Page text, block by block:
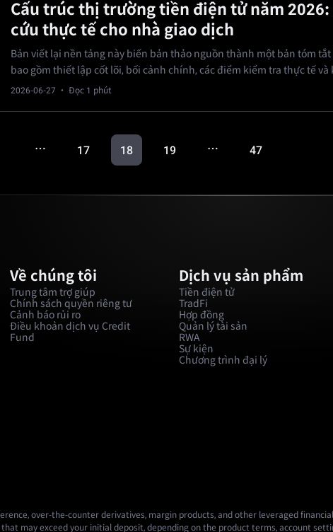
Cấu trúc thị trường tiền điện tử năm
cứu thực tế cho nhà giao dịch
Bản viết lại nền tảng này biến bản thảo nguồn thành một bản tóm
bao gồm thiết lập cốt lõi, bối cảnh chính, các điểm kiểm tra thực tế và
2026-06-27 · Đọc 1 phút
… 17 18 19 … 47
Về chúng tôi
Trung tâm trợ giúp
Chính sách quyền riêng tư
Cảnh báo rủi ro
Điều khoản dịch vụ Credit
Fund
Dịch vụ sản phẩm
Tiền điện tử
TradFi
Hợp đồng
Quản lý tài sản
RWA
Sự kiện
Chương trình đại lý
over-the-counter derivatives, margin products, and other leveraged
may exceed your initial deposit, depending on the product terms, account